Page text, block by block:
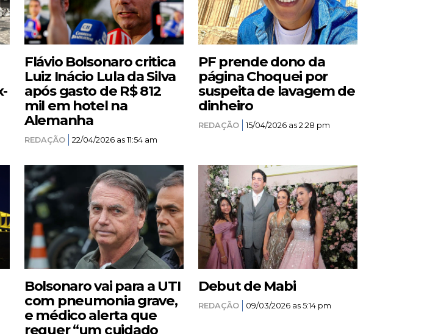
Flávio Bolsonaro critica
Luiz Inácio Lula da Silva
após gasto de R$ 812
mil em hotel na
Alemanha
REDAÇÃO 22/04/2026 as 11:54 am
PF prende dono da
página Choquei por
suspeita de lavagem de
dinheiro
REDAÇÃO 15/04/2026 as 2:28 pm
Bolsonaro vai para a UTI
com pneumonia grave,
e médico alerta que
requer “um cuidado
Debut de Mabi
REDAÇÃO 09/03/2026 as 5:14 pm